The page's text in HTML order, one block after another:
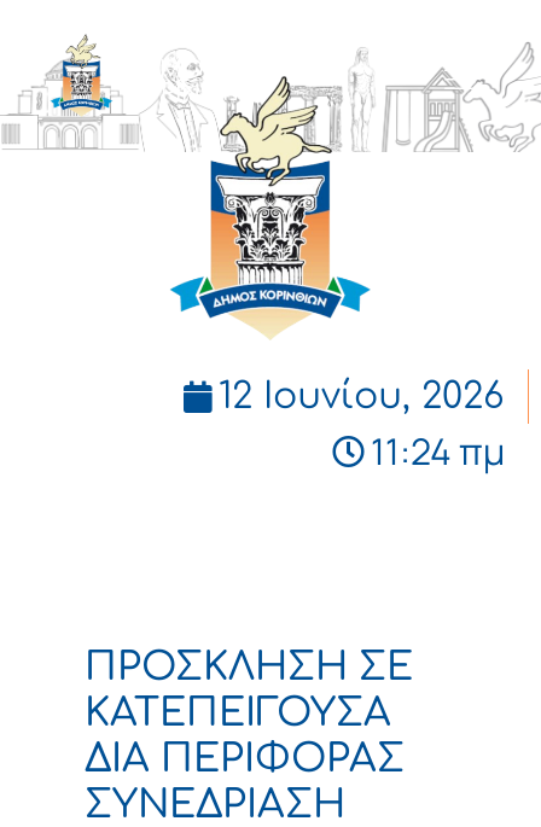
ΔΗΜΟΣ
ΚΟΡΙΝΘΙΩΝ
12 Ιουνίου, 2026
11:24 πμ
ΠΡΟΣΚΛΗΣΗ ΣΕ
ΚΑΤΕΠΕΙΓΟΥΣΑ
ΔΙΑ ΠΕΡΙΦΟΡΑΣ
ΣΥΝΕΔΡΙΑΣΗ